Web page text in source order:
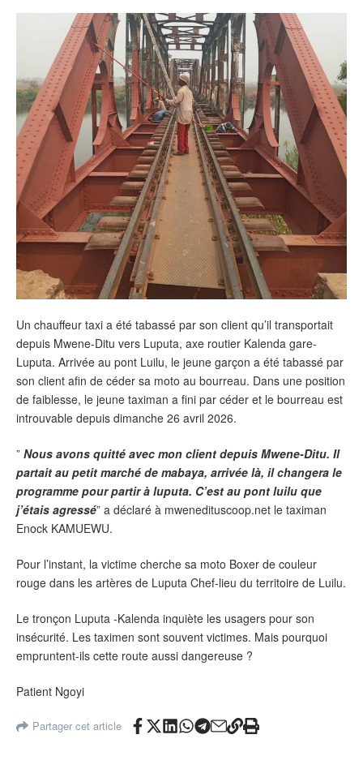
Un chauffeur taxi a été tabassé par son client qu’il transportait
depuis Mwene-Ditu vers Luputa, axe routier Kalenda gare-
Luputa. Arrivée au pont Luilu, le jeune garçon a été tabassé par
son client afin de céder sa moto au bourreau. Dans une position
de faiblesse, le jeune taximan a fini par céder et le bourreau est
introuvable depuis dimanche 26 avril 2026.
” Nous avons quitté avec mon client depuis Mwene-Ditu. Il
partait au petit marché de mabaya, arrivée là, il changera le
programme pour partir à luputa. C’est au pont luilu que
j’étais agressé” a déclaré à mwenedituscoop.net le taximan
Enock KAMUEWU.
Pour l’instant, la victime cherche sa moto Boxer de couleur
rouge dans les artères de Luputa Chef-lieu du territoire de Luilu.
Le tronçon Luputa -Kalenda inquiète les usagers pour son
insécurité. Les taximen sont souvent victimes. Mais pourquoi
empruntent-ils cette route aussi dangereuse ?
Patient Ngoyi
Partager cet article